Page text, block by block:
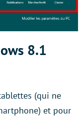
8.1
(qui ne
et pour